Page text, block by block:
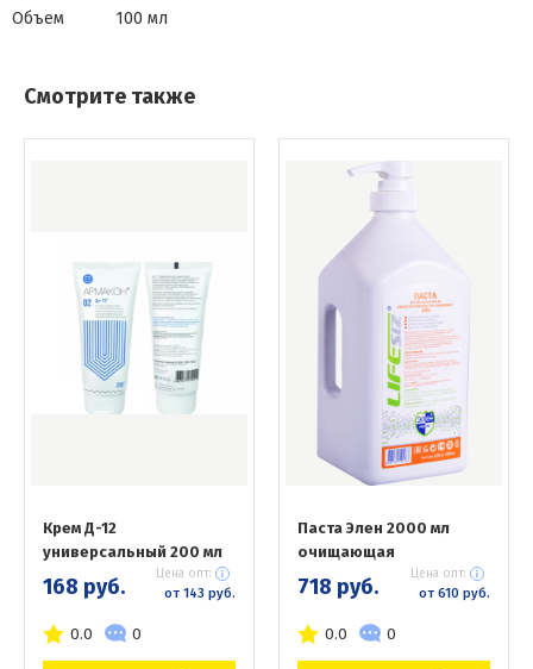
Объем
100 мл
Смотрите также
Крем Д-12
универсальный 200 мл
168 руб. Цена опт:
от 143 руб.
0.0 0
Паста Элен 2000 мл
очищающая
718 руб. Цена опт:
от 610 руб.
0.0 0